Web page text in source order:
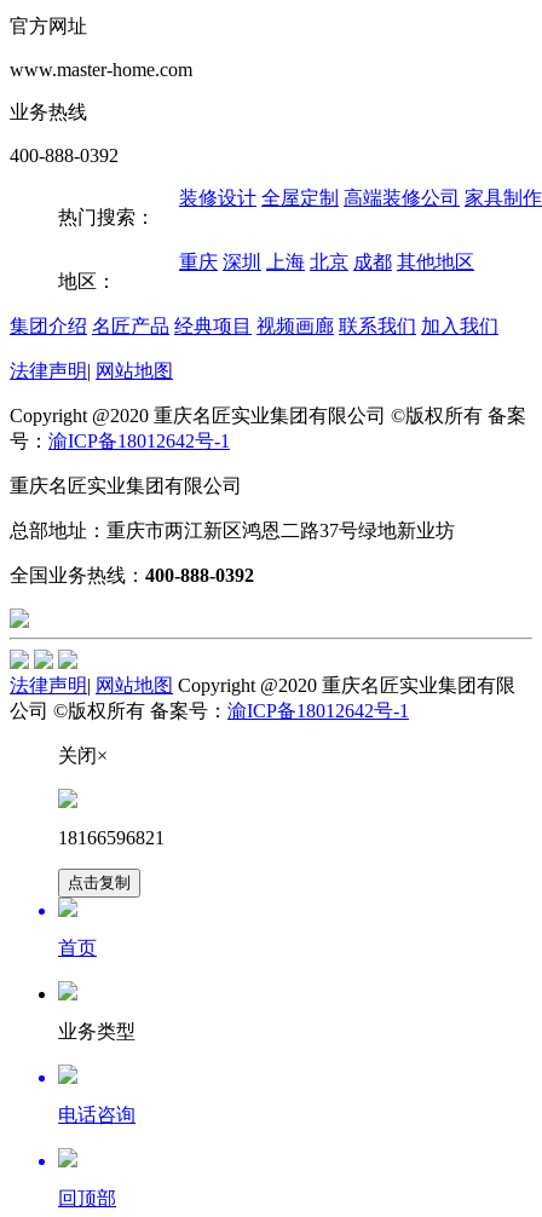
官方网址
www.master-home.com
业务热线
400-888-0392
热门搜索：
装修设计 全屋定制 高端装修公司 家具制
地区：
重庆 深圳 上海 北京 成都 其他地区
集团介绍 名匠产品 经典项目 视频画廊 联系我们 加入我们
法律声明| 网站地图
Copyright @2020 重庆名匠实业集团有限公司 ©版权所有 备案
号： 渝ICP备18012642号-1
重庆名匠实业集团有限公司
总部地址：重庆市两江新区鸿恩二路37号绿地新业坊
全国业务热线： 400-888-0392
法律声明| 网站地图 Copyright @2020 重庆名匠实业集团有限
公司 ©版权所有 备案号： 渝ICP备18012642号-1
关闭×
18166596821
点击复制
首页
业务类型
电话咨询
回顶部